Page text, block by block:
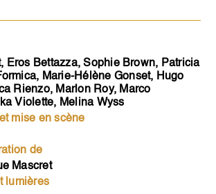
Eros Bettazza, Sophie Brown, Patricia
Marie-Hélène Gonset, Hugo
Rienzo, Marlon Roy, Marco
Violette, Melina Wyss
mise en scène
de
Mascret
lumières